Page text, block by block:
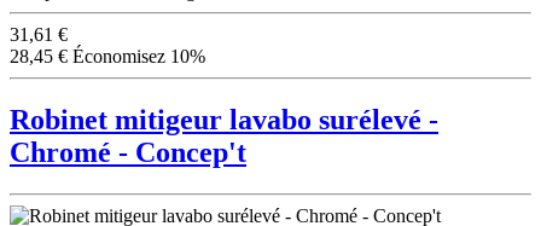
31,61 €
28,45 € Économisez 10%
Robinet mitigeur lavabo surélevé -
Chromé - Concep't